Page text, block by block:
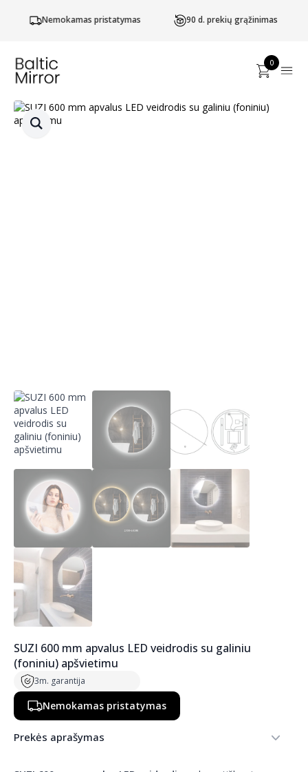
Nemokamas pristatymas 90 d. prekių grąžinimas
0
SUZI 600 mm apvalus LED veidrodis su galiniu
(foniniu) apšvietimu
3m. garantija
Nemokamas pristatymas
Prekės aprašymas